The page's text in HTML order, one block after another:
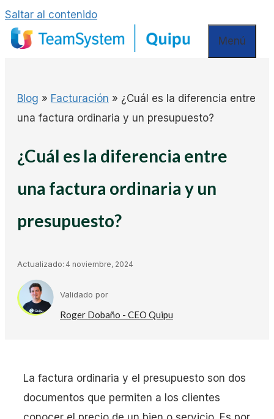
Saltar al contenido
Menú
Blog » Facturación » ¿Cuál es la diferencia entre
una factura ordinaria y un presupuesto?
¿Cuál es la diferencia entre
una factura ordinaria y un
presupuesto?
Actualizado: 4 noviembre, 2024
Validado por
Roger Dobaño - CEO Quipu
La factura ordinaria y el presupuesto son dos
documentos que permiten a los clientes